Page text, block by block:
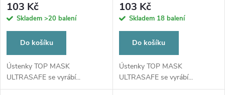
103 Kč
Skladem >20 balení
Do košíku
Ústenky TOP MASK
ULTRASAFE se vyrábí...
50ks
103 Kč
Skladem 18 balení
Do košíku
Ústenky TOP MASK
ULTRASAFE se vyrábí...